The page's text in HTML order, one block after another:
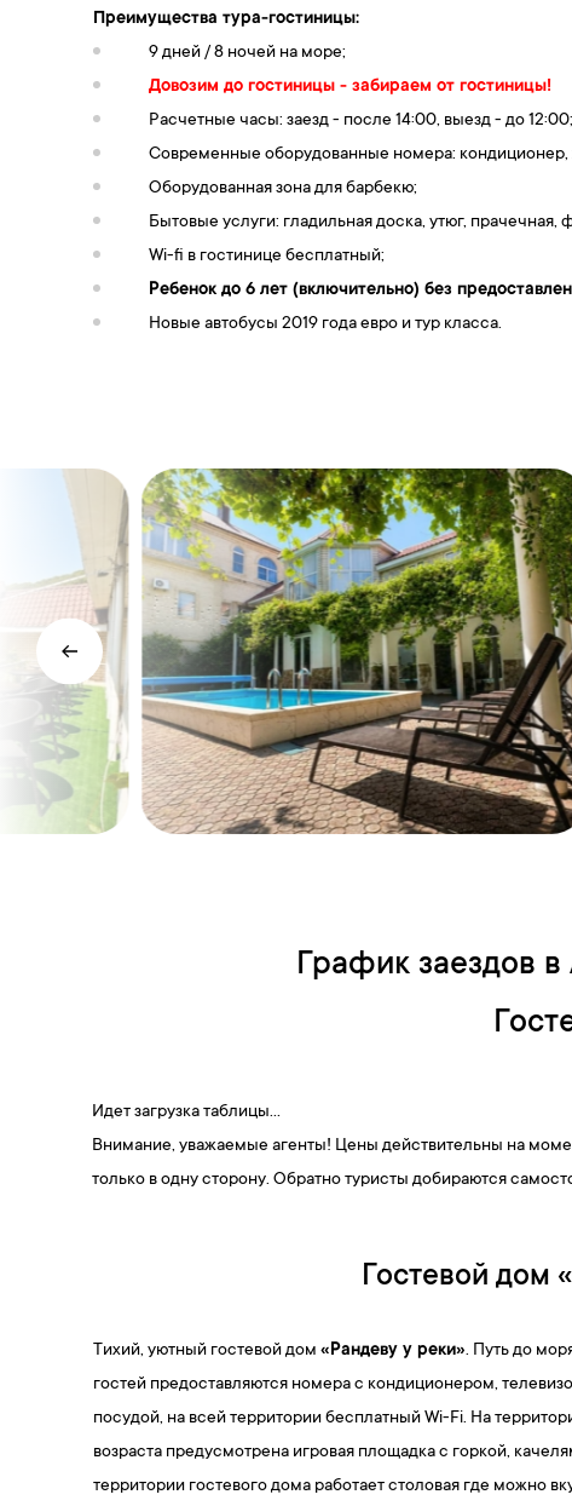
Преимущества тура-гостиницы:
9 дней / 8 ночей на море;
Довозим до гостиницы - забираем от гостиницы!
Расчетные часы: заезд - после 14:00, выезд - до 12:00;
Современные оборудованные номера: кондиционер,
Оборудованная зона для барбекю;
Бытовые услуги: гладильная доска, утюг, прачечная,
Wi-fi в гостинице бесплатный;
Ребенок до 6 лет (включительно) без
Новые автобусы 2019 года евро и тур класса.
График заездов
Идет загрузка таблицы...
Внимание, уважаемые агенты! Цены действительны на
только в одну сторону. Обратно туристы добираются
Гостевой дом
Тихий, уютный гостевой дом «Рандеву у реки». Путь до
гостей предоставляются номера с кондиционером,
посудой, на всей территории бесплатный Wi-Fi. На
возраста предусмотрена игровая площадка с горкой,
территории гостевого дома работает столовая где можно